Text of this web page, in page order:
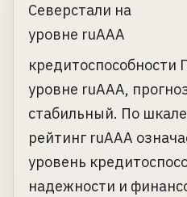
кредитоспособности
уровне ruAАA,
стабильный. По
рейтинг ruAAA
уровень
надежности и